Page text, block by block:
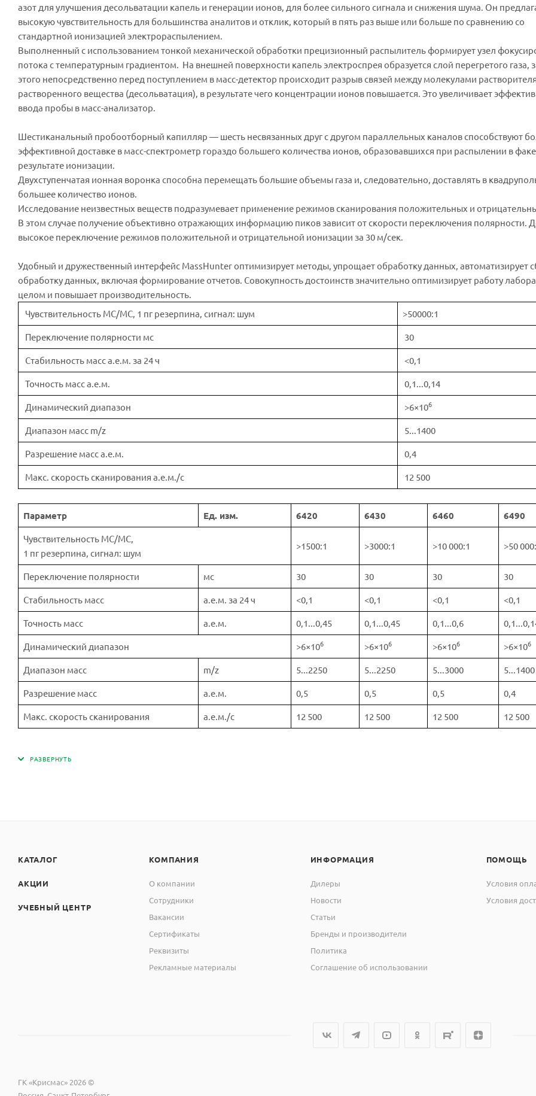
азот для улучшения десольватации капель и генерации ионов, для более сильного сигнала и снижения шума. Он
высокую чувствительность для большинства аналитов и отклик, который в пять раз выше или больше по сравнению со
стандартной ионизацией электрораспылением.
Выполненный с использованием тонкой механической обработки прецизионный распылитель формирует узел
потока с температурным градиентом. На внешней поверхности капель электроспрея образуется слой перегретого газа,
этого непосредственно перед поступлением в масс-детектор происходит разрыв связей между молекулами
растворенного вещества (десольватация), в результате чего концентрации ионов повышается. Это увеличивает
ввода пробы в масс-анализатор.
Шестиканальный пробоотборный капилляр — шесть несвязанных друг с другом параллельных каналов способствуют
эффективной доставке в масс-спектрометр гораздо большего количества ионов, образовавшихся при распылении в
результате ионизации.
Двухступенчатая ионная воронка способна перемещать большие объемы газа и, следовательно, доставлять в
большее количество ионов.
Исследование неизвестных веществ подразумевает применение режимов сканирования положительных и
В этом случае получение объективно отражающих информацию пиков зависит от скорости переключения полярности.
высокое переключение режимов положительной и отрицательной ионизации за 30 м/сек.
Удобный и дружественный интерфейс MassHunter оптимизирует методы, упрощает обработку данных, автоматизирует
обработку данных, включая формирование отчетов. Совокупность достоинств значительно оптимизирует работу
целом и повышает производительность.
Чувствительность МС/МС, 1 пг резерпина, сигнал: шум
>50000:1
Переключение полярности мс 30
Стабильность масс а.е.м. за 24 ч <0,1
Точность масс а.е.м. 0,1...0,14
Динамический диапазон >6×106
Диапазон масс m/z 5...1400
Разрешение масс а.е.м. 0,4
Макс. скорость сканирования а.е.м./с 12 500
Параметр Ед. изм. 6420 6430 6460 6490
Чувствительность МС/МС,
1 пг резерпина, сигнал: шум
>1500:1 >3000:1 >10 000:1 >50
Переключение полярности мс 30 30 30 30
Стабильность масс а.е.м. за 24 ч <0,1 <0,1 <0,1 <0,1
Точность масс а.е.м. 0,1...0,45 0,1...0,45 0,1...0,6
Динамический диапазон >6×106 >6×106 >6×106 >6×106
Диапазон масс m/z 5...2250 5...2250 5...3000 5...1400
Разрешение масс а.е.м. 0,5 0,5 0,5 0,4
Макс. скорость сканирования а.е.м./с 12 500 12 500 12 500 12 500
КАТАЛОГ
АКЦИИ
УЧЕБНЫЙ ЦЕНТР
КОМПАНИЯ
О компании
Сотрудники
Вакансии
Сертификаты
Реквизиты
Рекламные материалы
ИНФОРМАЦИЯ
Дилеры
Новости
Статьи
Бренды и производители
Политика
Соглашение об использовании
ПОМОЩЬ
Условия
Условия
ГК «Крисмас» 2026 ©